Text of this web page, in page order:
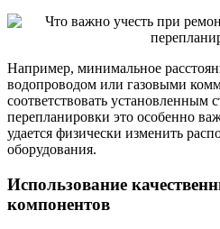
Например, минимальное
водопроводом или газовыми
соответствовать установленным
перепланировки это особенно
удается физически изменить
оборудования.
Использование
компонентов